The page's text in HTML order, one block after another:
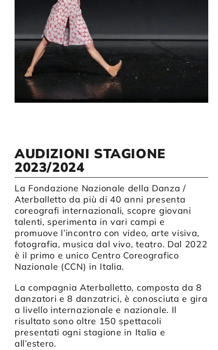
Compagnia
Sostienici
Calendario
AUDIZIONI STAGIONE
2023/2024
La Fondazione Nazionale della Danza /
Aterballetto da più di 40 anni presenta
coreografi internazionali, scopre giovani
talenti, sperimenta in vari campi e
promuove l’incontro con video, arte visiva,
fotografia, musica dal vivo, teatro. Dal 2022
è il primo e unico Centro Coreografico
Nazionale (CCN) in Italia.
La compagnia Aterballetto, composta da 8
danzatori e 8 danzatrici, è conosciuta e gira
a livello internazionale e nazionale. Il
risultato sono oltre 150 spettacoli
presentati ogni stagione in Italia e
all’estero.